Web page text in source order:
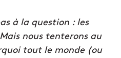
à la question : les
nous tenterons au
tout le monde (ou